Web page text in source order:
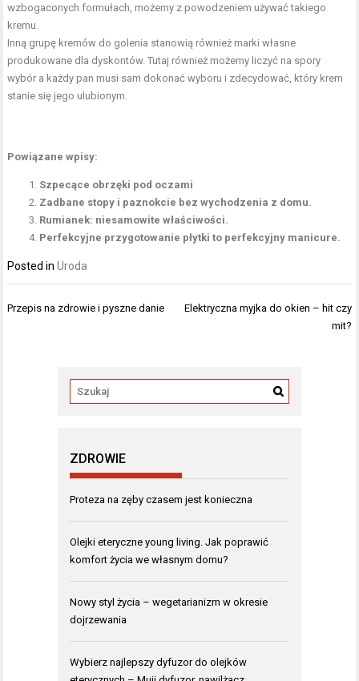
wzbogaconych formułach, możemy z powodzeniem używać takiego
kremu.
Inną grupę kremów do golenia stanowią również marki własne
produkowane dla dyskontów. Tutaj również możemy liczyć na spory
wybór a każdy pan musi sam dokonać wyboru i zdecydować, który krem
stanie się jego ulubionym.
Powiązane wpisy:
Szpecące obrzęki pod oczami
Zadbane stopy i paznokcie bez wychodzenia z domu.
Rumianek: niesamowite właściwości.
Perfekcyjne przygotowanie płytki to perfekcyjny manicure.
Posted inUroda
Nawigacja
Przepis na zdrowie i pyszne danie
Elektryczna myjka do okien – hit czy
mit?
ZDROWIE
Proteza na zęby czasem jest konieczna
Olejki eteryczne young living. Jak poprawić
komfort życia we własnym domu?
Nowy styl życia – wegetarianizm w okresie
dojrzewania
Wybierz najlepszy dyfuzor do olejków